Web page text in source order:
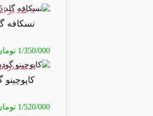
3 عدد در انبار
نسکافه گلد 95
1/350/000
5 عدد در انبار
کاپوچینو
1/520/000